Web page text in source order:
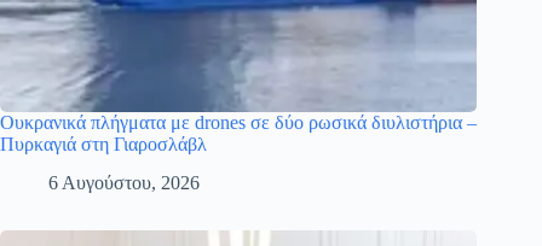
Ουκρανικά πλήγματα με drones σε δύο ρωσικά διυλιστήρια –
Πυρκαγιά στη Γιαροσλάβλ
6 Αυγούστου, 2026